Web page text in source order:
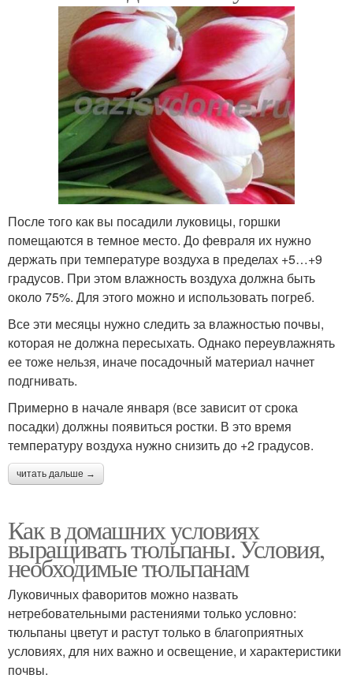
После того как вы посадили луковицы, горшки
помещаются в темное место. До февраля их нужно
держать при температуре воздуха в пределах +5…+9
градусов. При этом влажность воздуха должна быть
около 75%. Для этого можно и использовать погреб.
Все эти месяцы нужно следить за влажностью почвы,
которая не должна пересыхать. Однако переувлажнять
ее тоже нельзя, иначе посадочный материал начнет
подгнивать.
Примерно в начале января (все зависит от срока
посадки) должны появиться ростки. В это время
температуру воздуха нужно снизить до +2 градусов.
читать дальше →
Как в домашних условиях
выращивать тюльпаны. Условия,
необходимые тюльпанам
Луковичных фаворитов можно назвать
нетребовательными растениями только условно:
тюльпаны цветут и растут только в благоприятных
условиях, для них важно и освещение, и характеристики
почвы.